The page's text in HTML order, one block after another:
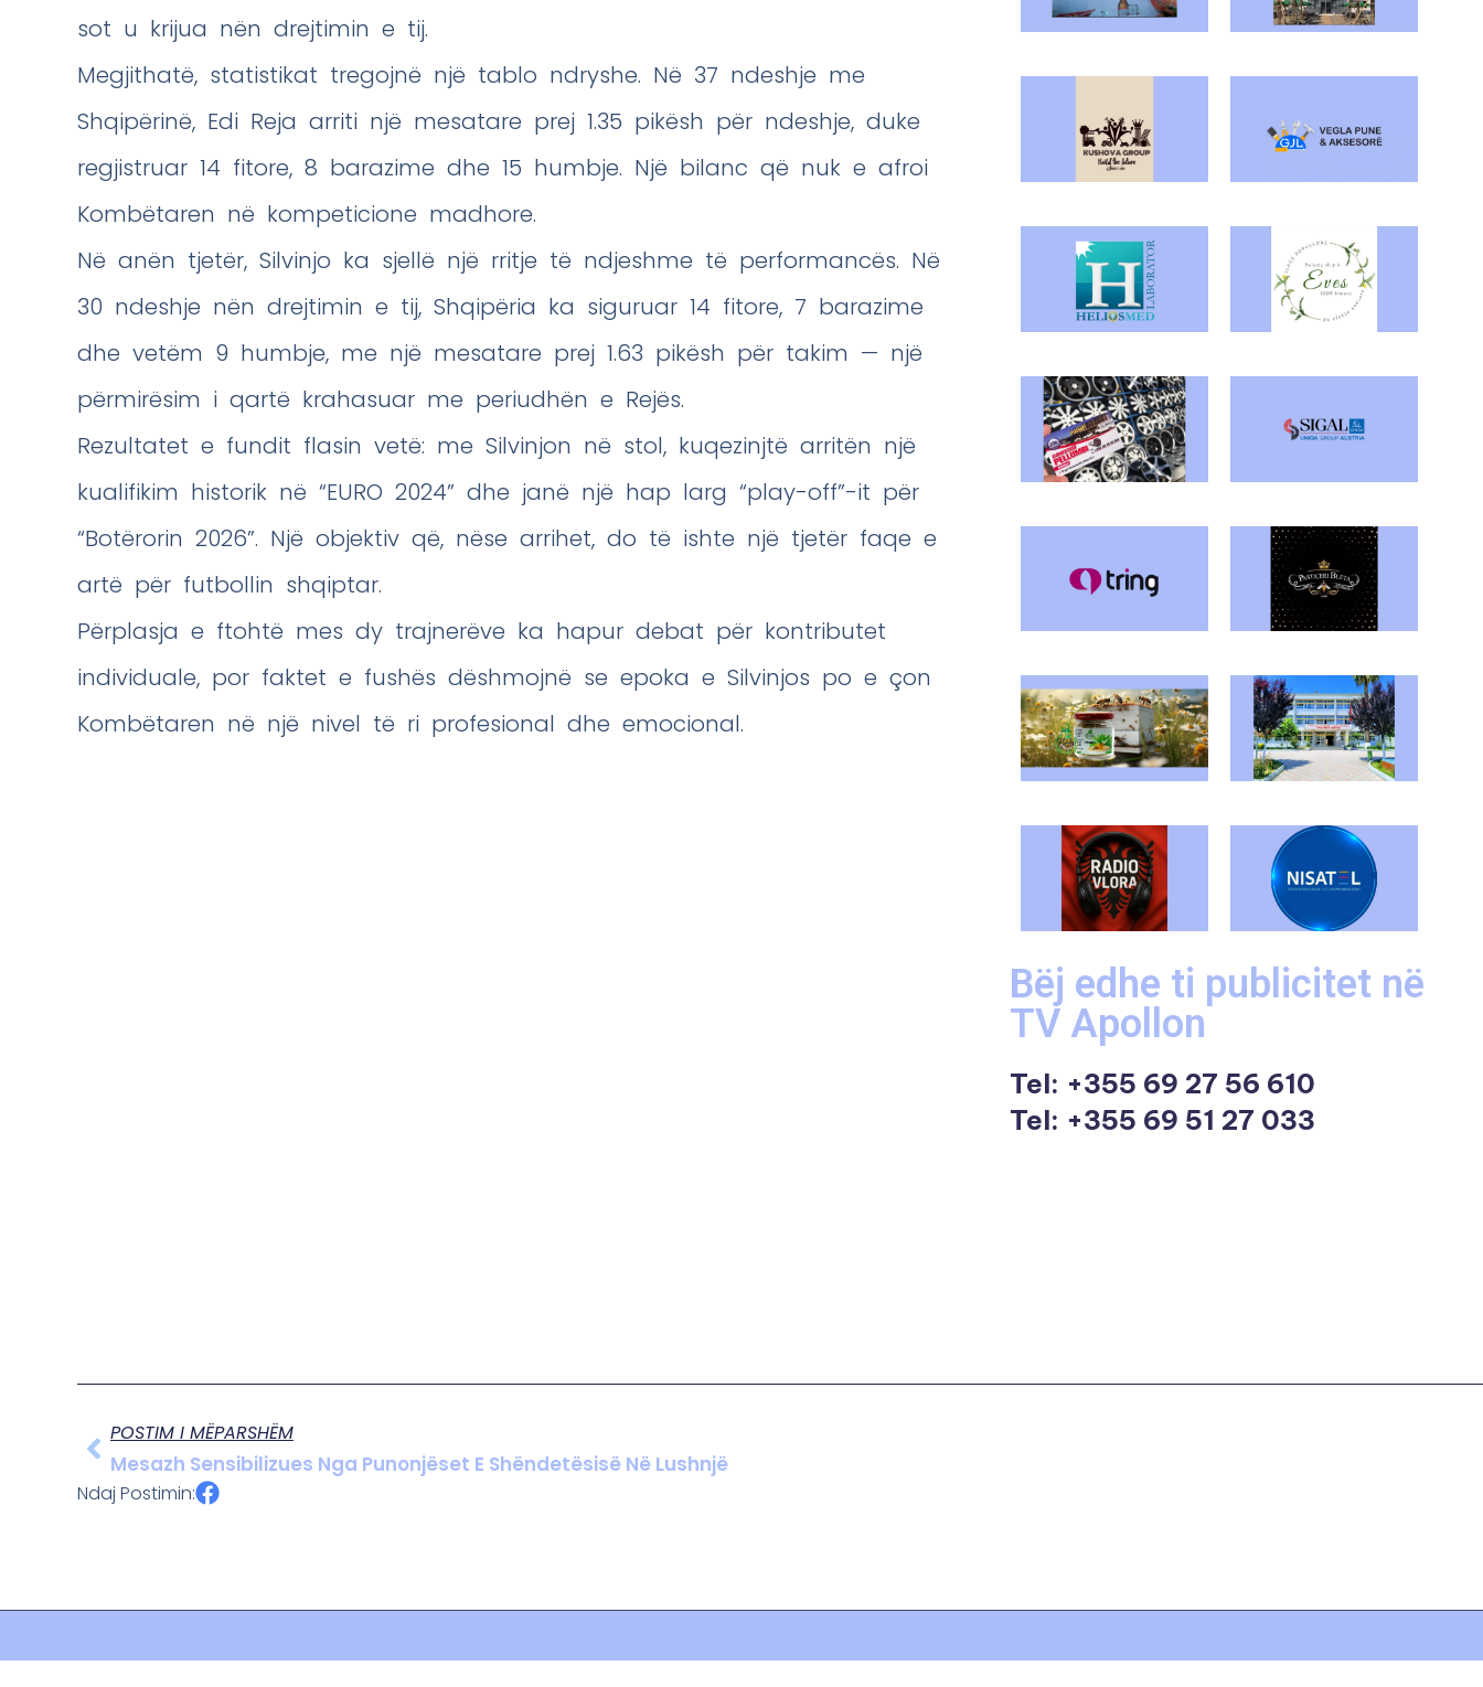
sot u krijua nën drejtimin e tij.
Megjithatë, statistikat tregojnë një tablo ndryshe. Në 37 ndeshje me
Shqipërinë, Edi Reja arriti një mesatare prej 1.35 pikësh për ndeshje, duke
regjistruar 14 fitore, 8 barazime dhe 15 humbje. Një bilanc që nuk e afroi
Kombëtaren në kompeticione madhore.
Në anën tjetër, Silvinjo ka sjellë një rritje të ndjeshme të performancës. Në
30 ndeshje nën drejtimin e tij, Shqipëria ka siguruar 14 fitore, 7 barazime
dhe vetëm 9 humbje, me një mesatare prej 1.63 pikësh për takim — një
përmirësim i qartë krahasuar me periudhën e Rejës.
Rezultatet e fundit flasin vetë: me Silvinjon në stol, kuqezinjtë arritën një
kualifikim historik në “EURO 2024” dhe janë një hap larg “play-off”-it për
“Botërorin 2026”. Një objektiv që, nëse arrihet, do të ishte një tjetër faqe e
artë për futbollin shqiptar.
Përplasja e ftohtë mes dy trajnerëve ka hapur debat për kontributet
individuale, por faktet e fushës dëshmojnë se epoka e Silvinjos po e çon
Kombëtaren në një nivel të ri profesional dhe emocional.
Bëj edhe ti publicitet në
TV Apollon
Tel: +355 69 27 56 610
Tel: +355 69 51 27 033
POSTIM I MËPARSHËM
Mesazh Sensibilizues Nga Punonjëset E Shëndetësisë Në Lushnjë
Ndaj Postimin: